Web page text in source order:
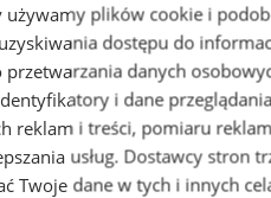
w Wodzisławiu
używamy plików cookie i
dostępu do
przetwarzania danych
i dane
reklam i treści, pomiaru
usług. Dostawcy stron
Twoje dane w tych i innych